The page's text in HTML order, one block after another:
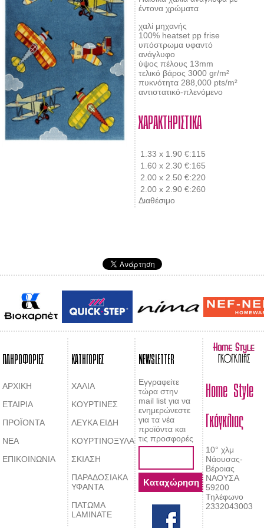
έντονα χρώματα
χαλί μηχανής
100% heatset pp frise
υπόστρωμα υφαντό
ανάγλυφο
ύψος πέλους 13mm
τελικό βάρος 3000 gr/m²
πυκνότητα 288,000 pts/m²
αντιστατικό-πλενόμενο
ΧΑΡΑΚΤΗΡΙΣΤΙΚΑ
1.33 x 1.90 €:115
1.60 x 2.30 €:165
2.00 x 2.50 €:220
2.00 x 2.90 €:260
Διαθέσιμο
ΠΛΗΡΟΦΟΡΙΕΣ
ΑΡΧΙΚΗ
ΕΤΑΙΡΙΑ
ΠΡΟΪΟΝΤΑ
ΝΕΑ
ΕΠΙΚΟΙΝΩΝΙΑ
ΚΑΤΗΓΟΡΙΕΣ
ΧΑΛΙΑ
ΚΟΥΡΤΙΝΕΣ
ΛΕΥΚΑ ΕΙΔΗ
ΚΟΥΡΤΙΝΟΞΥΛΑ
ΣΚΙΑΣΗ
ΠΑΡΑΔΟΣΙΑΚΑ
ΥΦΑΝΤΑ
ΠΑΤΩΜΑ
LAMINATE
NEWSLETTER
Εγγραφείτε
τώρα στην
mail list για να
ενημερώνεστε
για τα νέα
προϊόντα και
τις προσφορές
Home Style
Γκόγκλιας
10° χλμ
Νάουσας-
Βέροιας
ΝΑΟΥΣΑ
59200
Τηλέφωνο
2332043003